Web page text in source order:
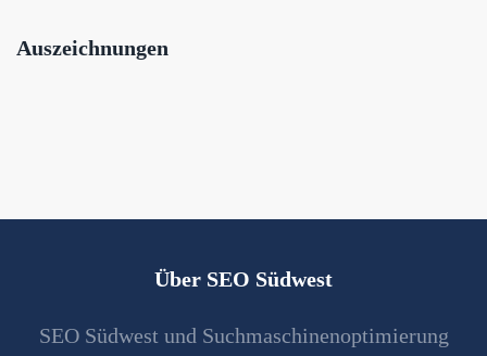
Auszeichnungen
Über SEO Südwest
SEO Südwest und Suchmaschinenoptimierung